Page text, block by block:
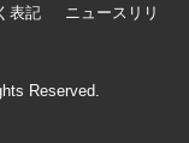
表記
ニュースリリ
Reserved.